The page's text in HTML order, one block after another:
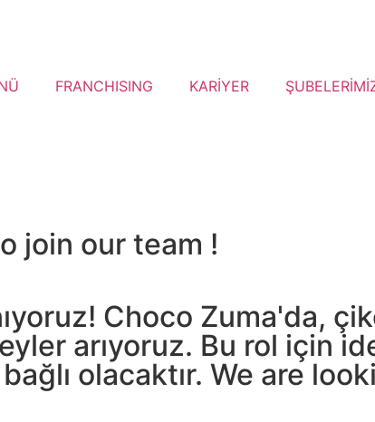
FRANCHISING KARİYER
join our team !
Choco Zuma'da,
arıyoruz. Bu rol için
olacaktır. We are